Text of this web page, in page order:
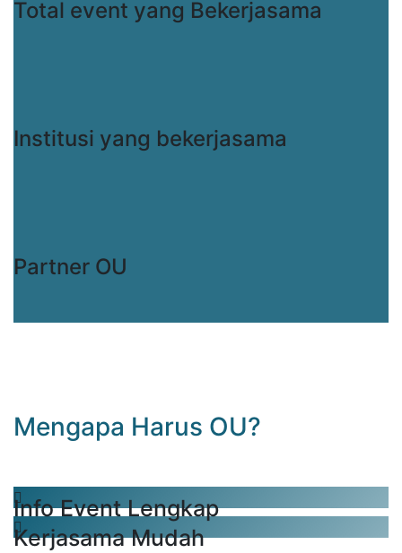
Total event yang Bekerjasama
Institusi yang bekerjasama
Partner OU
Mengapa Harus OU?
Info Event Lengkap
Kerjasama Mudah